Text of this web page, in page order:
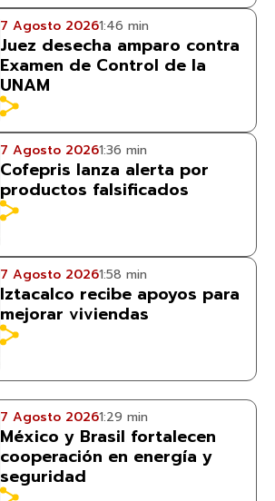
7 Agosto 20261:46 min
Juez desecha amparo contra
Examen de Control de la
UNAM
7 Agosto 20261:36 min
Cofepris lanza alerta por
productos falsificados
7 Agosto 20261:58 min
Iztacalco recibe apoyos para
mejorar viviendas
7 Agosto 20261:29 min
México y Brasil fortalecen
cooperación en energía y
seguridad